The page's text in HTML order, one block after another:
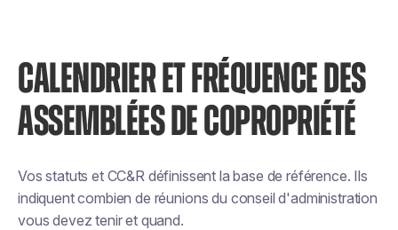
CALENDRIER ET FRÉQUENCE DES
ASSEMBLÉES DE COPROPRIÉTÉ
Vos statuts et CC&R définissent la base de référence. Ils
indiquent combien de réunions du conseil d'administration
vous devez tenir et quand.